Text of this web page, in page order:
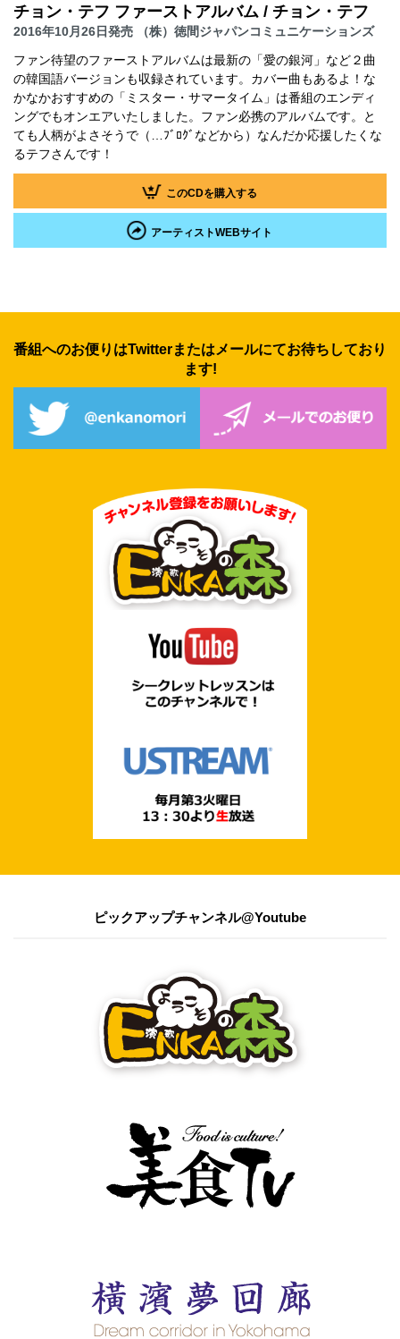
チョン・テフ ファーストアルバム / チョン・テフ
2016年10月26日発売 （株）徳間ジャパンコミュニケーションズ
ファン待望のファーストアルバムは最新の「愛の銀河」など２曲
の韓国語バージョンも収録されています。カバー曲もあるよ！な
かなかおすすめの「ミスター・サマータイム」は番組のエンディ
ングでもオンエアいたしました。ファン必携のアルバムです。と
ても人柄がよさそうで（…ﾌﾞﾛｸﾞなどから）なんだか応援したくな
るテフさんです！
このCDを購入する
アーティストWEBサイト
番組へのお便りはTwitterまたは メールにてお待ちしており
ます!
ピックアップチャンネル@Youtube